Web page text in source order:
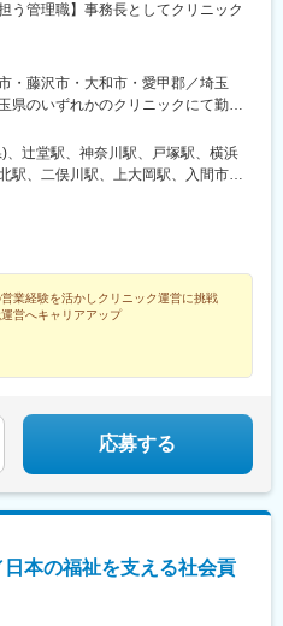
う管理職】事務長としてクリニック
・藤沢市・大和市・愛甲郡／埼玉
県のいずれかのクリニックにて勤務
対策：院内禁煙
、辻堂駅、神奈川駅、戸塚駅、横浜
駅、二俣川駅、上大岡駅、入間市
駅
業経験を活かしクリニック運営に挑戦
営へキャリアアップ
応募する
本の福祉を支える社会貢